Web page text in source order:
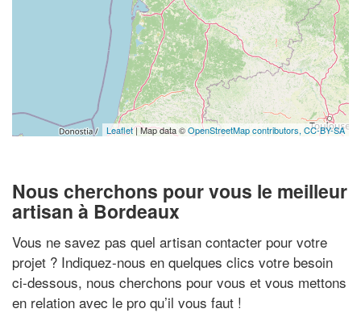
Leaflet| Map data ©OpenStreetMap contributors, CC-BY-SA
Nous cherchons pour vous le meilleur
artisan à Bordeaux
Vous ne savez pas quel artisan contacter pour votre
projet ? Indiquez-nous en quelques clics votre besoin
ci-dessous, nous cherchons pour vous et vous mettons
en relation avec le pro qu’il vous faut !